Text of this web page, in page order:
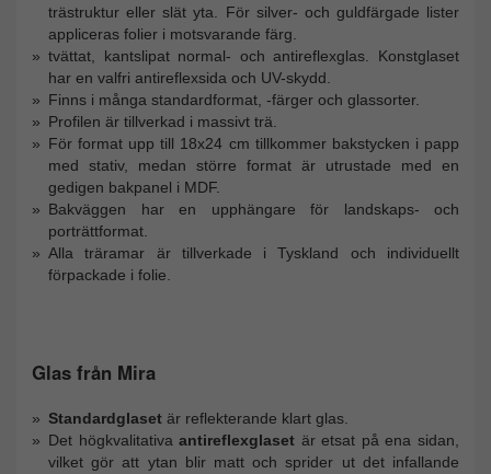
trästruktur eller slät yta. För silver- och guldfärgade lister
appliceras folier i motsvarande färg.
tvättat, kantslipat normal- och antireflexglas. Konstglaset
har en valfri antireflexsida och UV-skydd.
Finns i många standardformat, -färger och glassorter.
Profilen är tillverkad i massivt trä.
För format upp till 18x24 cm tillkommer bakstycken i papp
med stativ, medan större format är utrustade med en
gedigen bakpanel i MDF.
Bakväggen har en upphängare för landskaps- och
porträttformat.
Alla träramar är tillverkade i Tyskland och individuellt
förpackade i folie.
Glas från Mira
Standardglaset är reflekterande klart glas.
Det högkvalitativaantireflexglaset är etsat på ena sidan,
vilket gör att ytan blir matt och sprider ut det infallande